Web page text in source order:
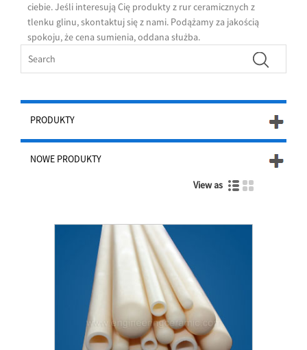
ciebie. Jeśli interesują Cię produkty z rur ceramicznych z
tlenku glinu, skontaktuj się z nami. Podążamy za jakością
spokoju, że cena sumienia, oddana służba.
PRODUKTY
NOWE PRODUKTY
View as